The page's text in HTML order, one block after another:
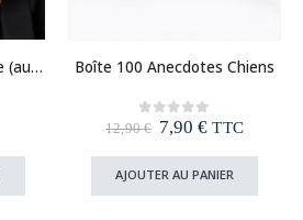
du
produit
Masque en tissu insolite (au choix) Boîte 100 Anecdotes Chiens
0out of 5
12,90€ Le
initial
était :
12,90 €.
7,90€Le
actuel
est :
7,90 €.
TTC
AJOUTER AU PANIER